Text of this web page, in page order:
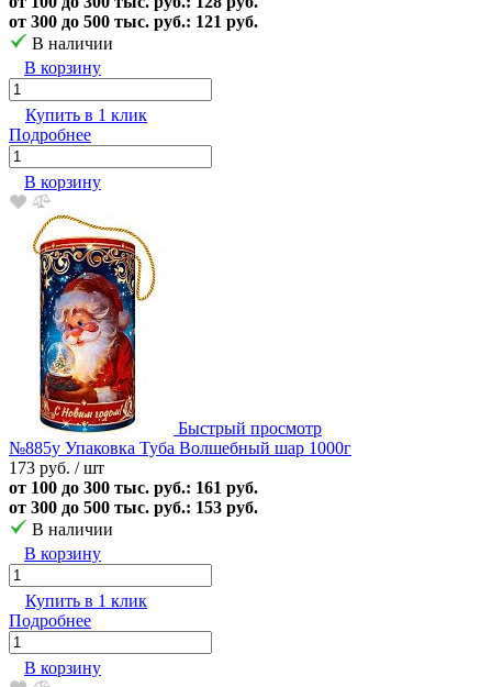
от 300 до 500 тыс. руб.: 121 руб.
В наличии
В корзину
Купить в 1 клик
Подробнее
В корзину
Быстрый просмотр
№885у Упаковка Туба Волшебный шар 1000г
173 руб. / шт
от 100 до 300 тыс. руб.: 161 руб.
от 300 до 500 тыс. руб.: 153 руб.
В наличии
В корзину
Купить в 1 клик
Подробнее
В корзину